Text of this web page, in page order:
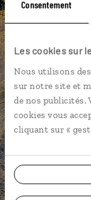
Consentement
Les cookies sur
Nous utilisons
sur notre site et
de nos publicités.
cookies vous
cliquant sur «